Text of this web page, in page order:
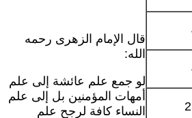
قال الإمام الزهرى رحمه
الله:
لو جمع علم عائشة إلى علم
أمهات المؤمنين بل إلى علم
النساء كافة لرجح علم